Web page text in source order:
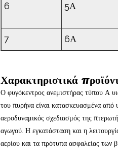
6 5Α
7 6Α
Χαρακτηριστικά
Ο φυγόκεντρος ανεμιστήρας τύπου Α
του πυρήνα είναι κατασκευασμένα από
αεροδυναμικός σχεδιασμός της
αγωγού. Η εγκατάσταση και η
αερίου και τα πρότυπα ασφαλείας των